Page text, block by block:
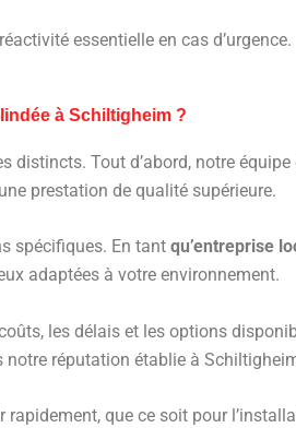
essentielle en cas d’urgence.
à Schiltigheim ?
distincts. Tout d’abord, notre équipe
prestation de qualité supérieure.
spécifiques. En tant qu’entreprise
adaptées à votre environnement.
les délais et les options
notre réputation établie à
rapidement, que ce soit pour